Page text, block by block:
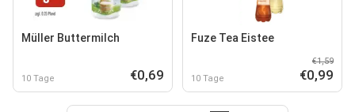
Müller Buttermilch
10 Tage €0,69
Fuze Tea Eistee
10 Tage
€1,59
€0,99